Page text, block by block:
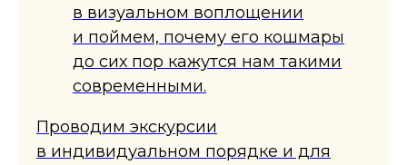
в визуальном воплощении
и поймем, почему его кошмары
до сих пор кажутся нам такими
современными.
Проводим экскурсии
в индивидуальном порядке и для